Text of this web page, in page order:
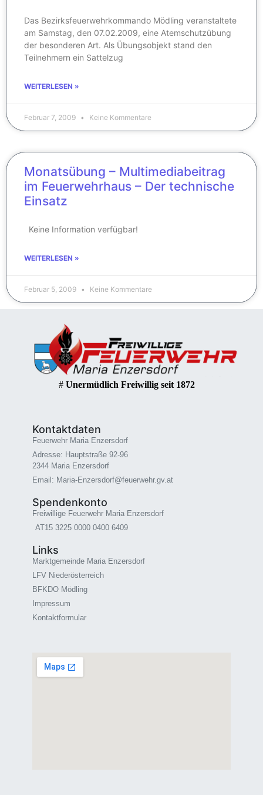
Das Bezirksfeuerwehrkommando Mödling veranstaltete
am Samstag, den 07.02.2009, eine Atemschutzübung
der besonderen Art. Als Übungsobjekt stand den
Teilnehmern ein Sattelzug
WEITERLESEN »
Februar 7, 2009 Keine Kommentare
Monatsübung – Multimediabeitrag
im Feuerwehrhaus – Der technische
Einsatz
Keine Information verfügbar!
WEITERLESEN »
Februar 5, 2009 Keine Kommentare
# Unermüdlich Freiwillig seit 1872
Kontaktdaten
Feuerwehr Maria Enzersdorf
Adresse: Hauptstraße 92-96
2344 Maria Enzersdorf
Email: Maria-Enzersdorf@feuerwehr.gv.at
Spendenkonto
Freiwillige Feuerwehr Maria Enzersdorf
AT15 3225 0000 0400 6409
Links
Marktgemeinde Maria Enzersdorf
LFV Niederösterreich
BFKDO Mödling
Impressum
Kontaktformular